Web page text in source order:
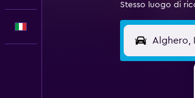
Stesso luogo di